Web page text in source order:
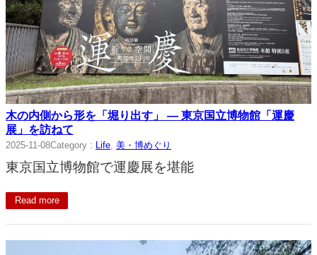
木の内側から形を「堀り出す」 ― 東京国立博物館「運慶
展」を訪ねて
2025-11-08Category : Life, 美・博めぐり
東京国立博物館で運慶展を堪能
Read more